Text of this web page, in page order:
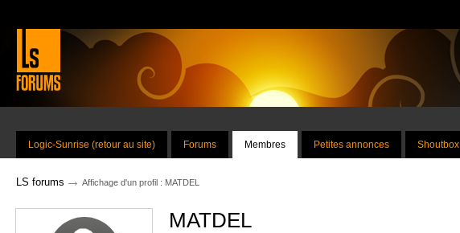
Logic-Sunrise (retour au site) Forums Membres Petites annonces Shoutbox
LS forums → Affichage d'un profil : MATDEL
MATDEL